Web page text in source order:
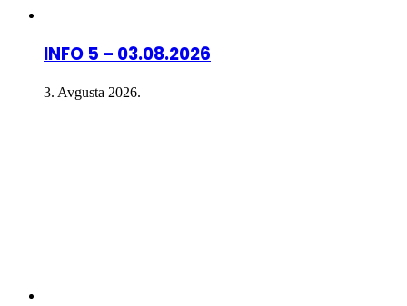
INFO 5 – 03.08.2026
3. Avgusta 2026.